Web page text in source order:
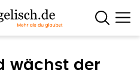
wächst der